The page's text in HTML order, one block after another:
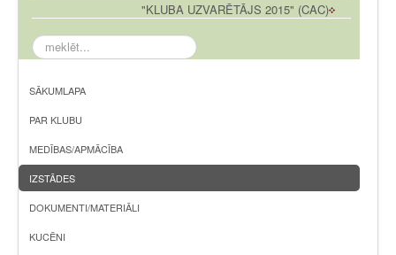
"KLUBA UZVARĒTĀJS 2015" (CAC)
meklēt...
SĀKUMLAPA
PAR KLUBU
MEDĪBAS/APMĀCĪBA
IZSTĀDES
DOKUMENTI/MATERIĀLI
KUCĒNI